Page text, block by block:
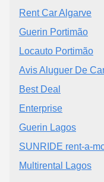
Rent Car Algarve
Guerin Portimão
Locauto Portimão
Avis Aluguer De
Best Deal
Enterprise
Guerin Lagos
SUNRIDE rent-a-
Multirental Lagos